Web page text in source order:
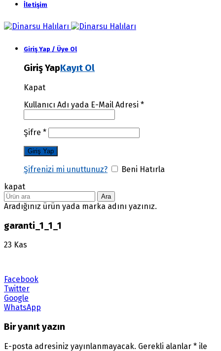
İletişim
Giriş Yap / Üye Ol
Giriş YapKayıt Ol
Kapat
Kullanıcı Adı yada E-Mail Adresi *
Şifre *
Şifrenizi mi unuttunuz?
Beni Hatırla
kapat
Ara
Aradığınız ürün yada marka adını yazınız.
garanti_1_1_1
23 Kas
Facebook
Twitter
Google
WhatsApp
Bir yanıt yazın
E-posta adresiniz yayınlanmayacak. Gerekli alanlar * ile